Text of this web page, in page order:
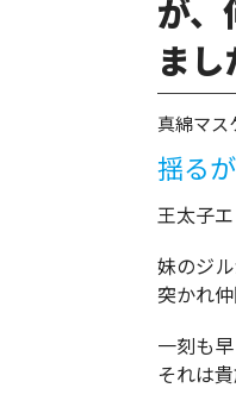
が、
ま
真綿マ
揺る
王太子
妹のジ
突かれ
一刻も
それは